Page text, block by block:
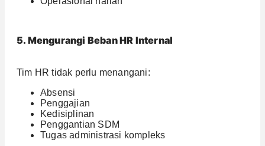
5. Mengurangi Beban HR Internal
Tim HR tidak perlu menangani:
Absensi
Penggajian
Kedisiplinan
Penggantian SDM
Tugas administrasi kompleks